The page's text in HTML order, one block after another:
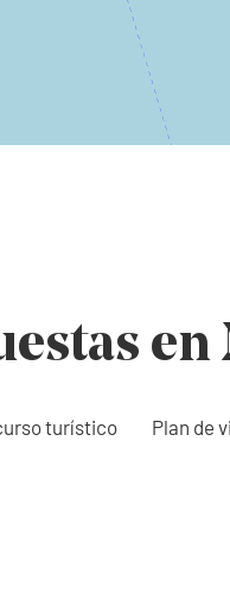
turístico Plan de